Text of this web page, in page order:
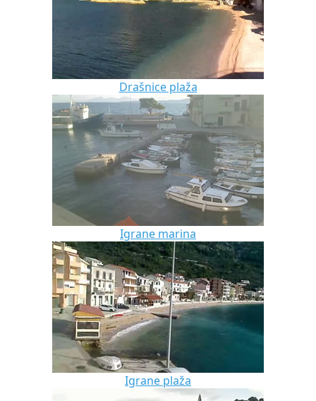
Drašnice plaža
Igrane marina
Igrane plaža